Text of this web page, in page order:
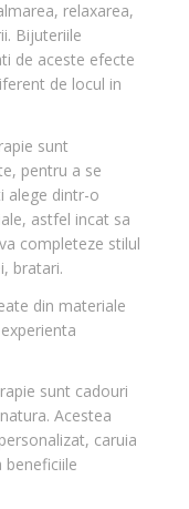
relaxarea,
Bijuteriile
de aceste efecte
de locul in
sunt
pentru a se
alege dintr-o
astfel incat sa
completeze stilul
bratari.
din materiale
sunt cadouri
Acestea
caruia
beneficiile